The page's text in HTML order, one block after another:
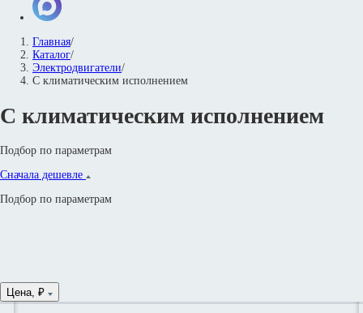
Главная/
Каталог/
Электродвигатели/
С климатическим исполнением
С климатическим исполнением
Подбор по параметрам
Сначала дешевле
Подбор по параметрам
Цена, ₽